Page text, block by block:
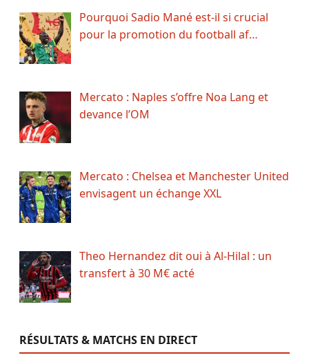
Pourquoi Sadio Mané est-il si crucial
pour la promotion du football af…
Mercato : Naples s’offre Noa Lang et
devance l’OM
Mercato : Chelsea et Manchester United
envisagent un échange XXL
Theo Hernandez dit oui à Al-Hilal : un
transfert à 30 M€ acté
RÉSULTATS & MATCHS EN DIRECT